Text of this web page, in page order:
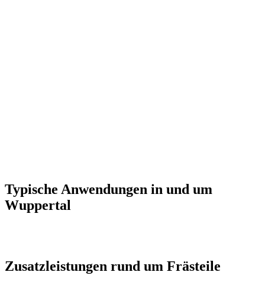
Typische Anwendungen in und um
Wuppertal
Zusatzleistungen rund um Frästeile